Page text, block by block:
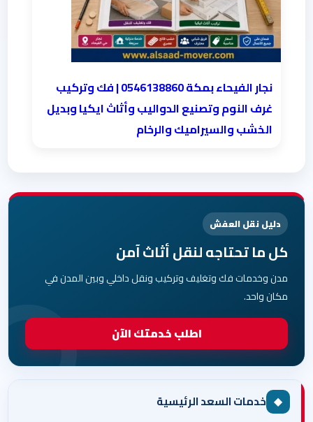
نجار الفيحاء بمكة 0546138860⁩ | فك وتركيب
غرف النوم وتصنيع الدواليب وأثاث ايكيا وبديل
الخشب والسيراميك والرخام
دليل نقل العفش
كل ما تحتاجه لنقل أثاث آمن
مدن وخدمات فك وتغليف وتركيب ونقل داخلي وبين المدن في
مكان واحد.
اطلب خدمتك الآن
◆ خدمات السعد الرئيسية